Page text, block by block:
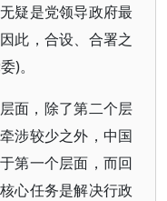
疑是党领导政府最
此，合设、合署之
)。
面，除了第二个层
涉较少之外，中国
第一个层面，而回
心任务是解决行政